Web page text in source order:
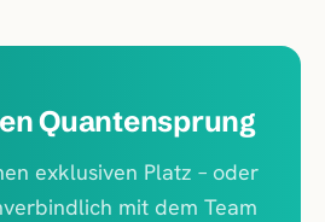
Quantensprung
exklusiven Platz – oder
mit dem Team